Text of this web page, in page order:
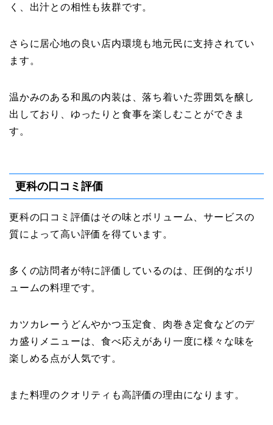
く、出汁との相性も抜群です。
さらに居心地の良い店内環境も地元民に支持されてい
ます。
温かみのある和風の内装は、落ち着いた雰囲気を醸し
出しており、ゆったりと食事を楽しむことができま
す。
更科の口コミ評価
更科の口コミ評価はその味とボリューム、サービスの
質によって高い評価を得ています。
多くの訪問者が特に評価しているのは、圧倒的なボリ
ュームの料理です。
カツカレーうどんやかつ玉定食、肉巻き定食などのデ
カ盛りメニューは、食べ応えがあり一度に様々な味を
楽しめる点が人気です。
また料理のクオリティも高評価の理由になります。